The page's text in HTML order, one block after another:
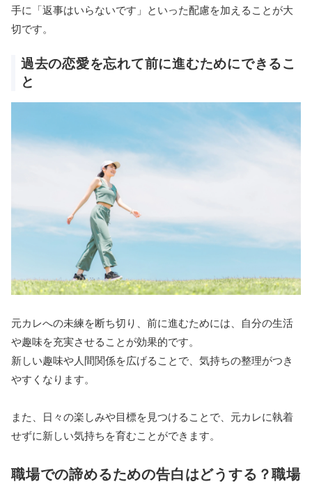
手に「返事はいらないです」といった配慮を加えることが大
切です。
過去の恋愛を忘れて前に進むためにできるこ
と
元カレへの未練を断ち切り、前に進むためには、自分の生活
や趣味を充実させることが効果的です。
新しい趣味や人間関係を広げることで、気持ちの整理がつき
やすくなります。
また、日々の楽しみや目標を見つけることで、元カレに執着
せずに新しい気持ちを育むことができます。
職場での諦めるための告白はどうする？職場